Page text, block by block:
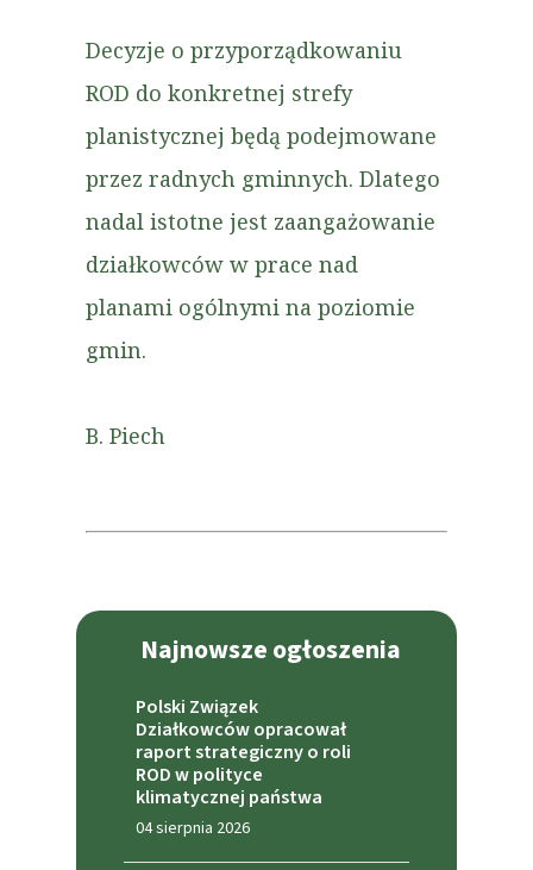
Najnowsze ogłoszenia
Polski Związek
Działkowców opracował
raport strategiczny o roli
ROD w polityce
klimatycznej państwa
04 sierpnia 2026
Decyzje o przyporządkowaniu
ROD do konkretnej strefy
planistycznej będą podejmowane
przez radnych gminnych. Dlatego
nadal istotne jest zaangażowanie
działkowców w prace nad
planami ogólnymi na poziomie
gmin.
B. Piech